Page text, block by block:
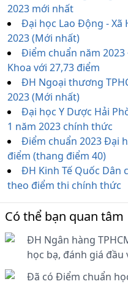
2023 mới nhất
Đại học Lao Động - Xã
2023 (Mới nhất)
Điểm chuẩn năm 2023
Khoa với 27,73 điểm
ĐH Ngoại thương
2023 (Mới nhất)
Đại học Y Dược Hải
1 năm 2023 chính thức
Điểm chuẩn 2023 Đại
điểm (thang điểm 40)
ĐH Kinh Tế Quốc Dân
theo điểm thi chính thức
Có thể bạn quan tâm
ĐH Ngân hàng
học bạ, đánh giá đầu
Đã có Điểm chuẩn